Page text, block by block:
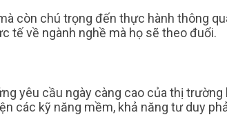
còn chú trọng đến thực hành thông
tế về ngành nghề mà họ sẽ theo đuổi.
yêu cầu ngày càng cao của thị
các kỹ năng mềm, khả năng tư duy